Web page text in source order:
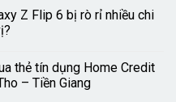
Z Flip 6 bị rò rỉ nhiều chi
thẻ tín dụng Home Credit
– Tiền Giang